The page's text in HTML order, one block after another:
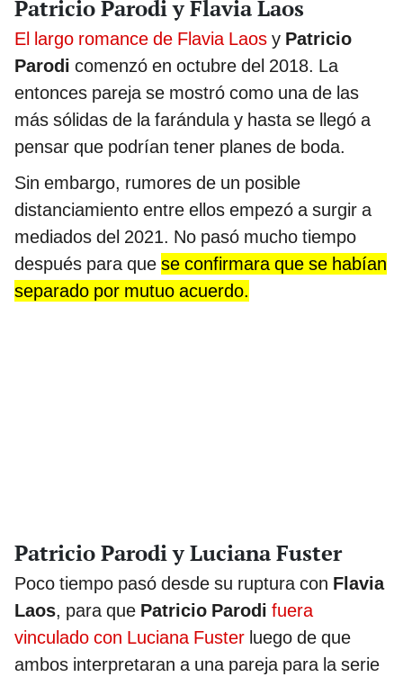
Patricio Parodi y Flavia Laos
El largo romance de Flavia Laos y Patricio
Parodi comenzó en octubre del 2018. La
entonces pareja se mostró como una de las
más sólidas de la farándula y hasta se llegó a
pensar que podrían tener planes de boda.
Sin embargo, rumores de un posible
distanciamiento entre ellos empezó a surgir a
mediados del 2021. No pasó mucho tiempo
después para que se confirmara que se habían
separado por mutuo acuerdo.
Patricio Parodi y Luciana Fuster
Poco tiempo pasó desde su ruptura con Flavia
Laos, para que Patricio Parodi fuera
vinculado con Luciana Fuster luego de que
ambos interpretaran a una pareja para la serie